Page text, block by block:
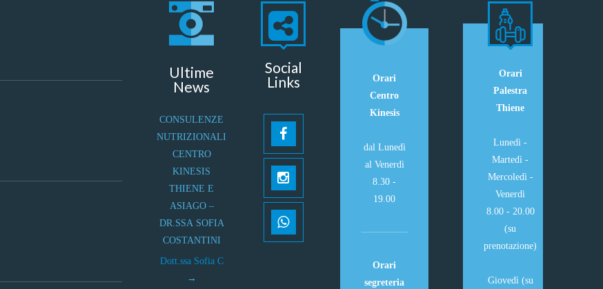
Ultime
News
CONSULENZE
NUTRIZIONALI
CENTRO
KINESIS
THIENE E
ASIAGO –
DR.SSA SOFIA
COSTANTINI
Dott.ssa Sofia C
Social
Links
Orari
Centro
Kinesis
dal Lunedì
al Venerdì
8.30 -
19.00
Orari
segreteria
Orari
Palestra
Thiene
Lunedì -
Martedì -
Mercoledì -
Venerdì
8.00 - 20.00
(su
prenotazione)
Giovedì (su